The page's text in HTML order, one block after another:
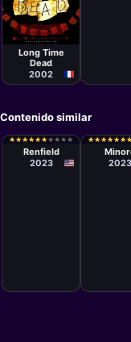
Película
Marcus
Adams
Long Time
Dead
2002
Contenido similar
★
★★
★★
★★
★★
★★
★★
★ ★
★ ★
★ ★
★
Chris McKay
Renfield
2023
★
★★
★★
★★
★★
★★
★
2023